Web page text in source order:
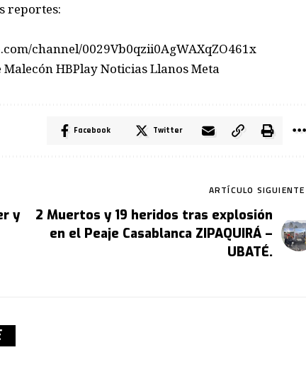
reportes:
channel/0029Vb0qzii0AgWAXqZO461x
HBPlay Noticias Llanos Meta
Facebook Twitter
y
ARTÍCULO SIGUIENTE
2 Muertos y 19 heridos tras explosión
en el Peaje Casablanca ZIPAQUIRÁ –
UBATÉ.